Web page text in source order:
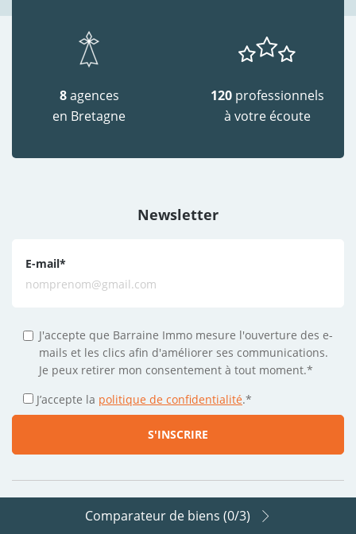
8agences
en Bretagne
120 professionnels
à votre écoute
Newsletter
E-mail*
J'accepte que Barraine Immo mesure l'ouverture des e-
mails et les clics afin d'améliorer ses communications.
Je peux retirer mon consentement à tout moment.*
J’accepte la politique de confidentialité.*
Suivez-nous sur les réseaux
Comparateur de biens (0/3)